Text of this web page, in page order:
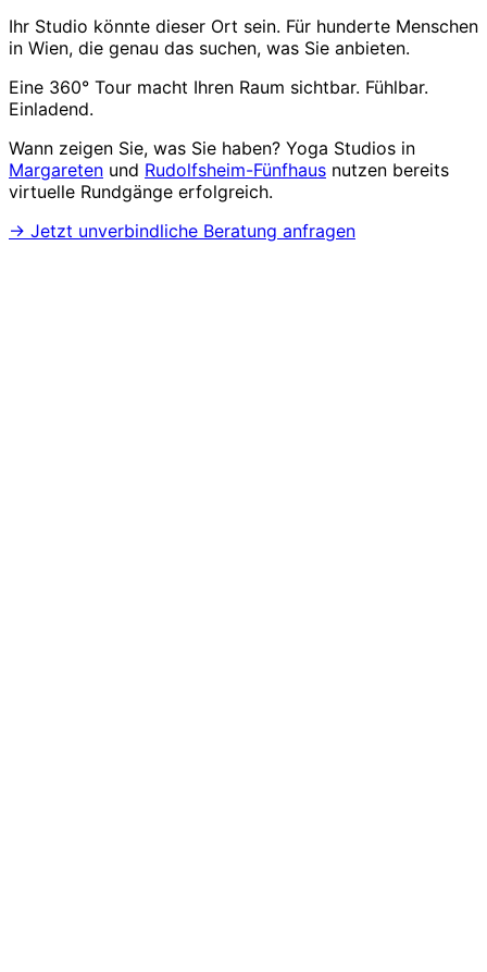
Ihr Studio könnte dieser Ort sein. Für hunderte Menschen
in Wien, die genau das suchen, was Sie anbieten.
Eine 360° Tour macht Ihren Raum sichtbar. Fühlbar.
Einladend.
Wann zeigen Sie, was Sie haben? Yoga Studios in
Margareten und Rudolfsheim-Fünfhaus nutzen bereits
virtuelle Rundgänge erfolgreich.
→ Jetzt unverbindliche Beratung anfragen